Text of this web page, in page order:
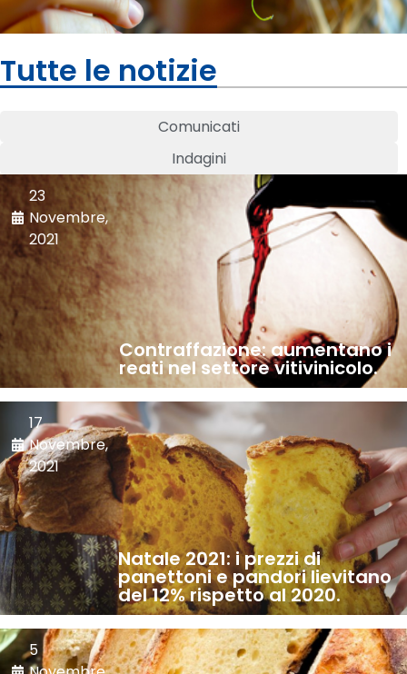
Tutte le notizie
Comunicati
Indagini
23
Novembre,
2021
Contraffazione: aumentano i
reati nel settore vitivinicolo.
17
Novembre,
2021
Natale 2021: i prezzi di
panettoni e pandori lievitano
del 12% rispetto al 2020.
5